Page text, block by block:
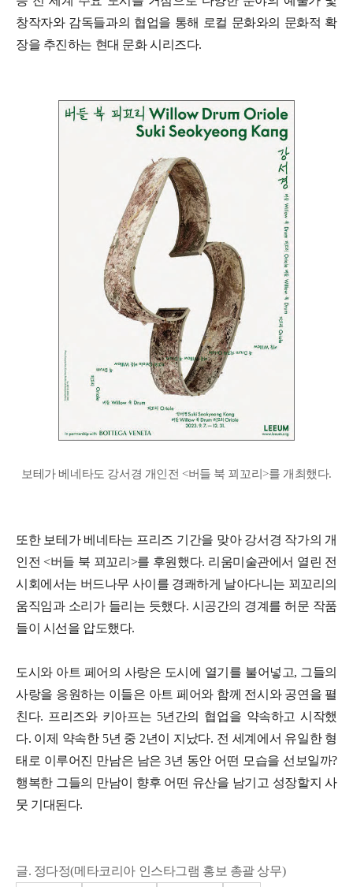
창작자와 감독들과의 협업을 통해 로컬 문화와의 문화적 확
장을 추진하는 현대 문화 시리즈다.
보테가 베네타도 강서경 개인전 <버들 북 꾀꼬리>를 개최했다.
또한 보테가 베네타는 프리즈 기간을 맞아 강서경 작가의 개
인전 <버들 북 꾀꼬리>를 후원했다. 리움미술관에서 열린 전
시회에서는 버드나무 사이를 경쾌하게 날아다니는 꾀꼬리의
움직임과 소리가 들리는 듯했다. 시공간의 경계를 허문 작품
들이 시선을 압도했다.
도시와 아트 페어의 사랑은 도시에 열기를 불어넣고, 그들의
사랑을 응원하는 이들은 아트 페어와 함께 전시와 공연을 펼
친다. 프리즈와 키아프는 5년간의 협업을 약속하고 시작했
다. 이제 약속한 5년 중 2년이 지났다. 전 세계에서 유일한 형
태로 이루어진 만남은 남은 3년 동안 어떤 모습을 선보일까?
행복한 그들의 만남이 향후 어떤 유산을 남기고 성장할지 사
뭇 기대된다.
글. 정다정(메타코리아 인스타그램 홍보 총괄 상무)